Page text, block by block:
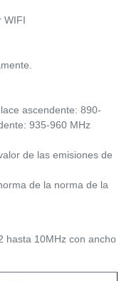
WIFI
ascendente: 890-
935-960 MHz
de las emisiones de
de la norma de la
hasta 10MHz con ancho